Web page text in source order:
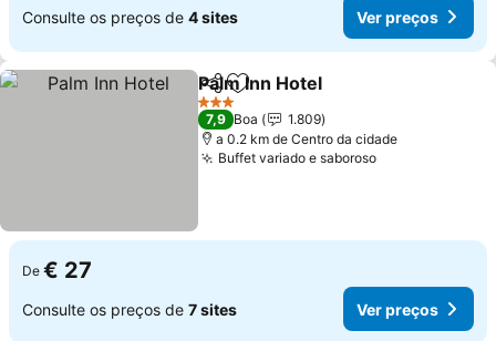
Consulte os preços de 4 sites Ver preços
PartilharAdicionar aos favoritos
Palm Inn Hotel
3 Estrelas
7,9 Boa
1.809
a 0.2 km de Centro da cidade
Buffet variado e saborosoVer preços
De € 27
Consulte os preços de 7 sites Ver preços